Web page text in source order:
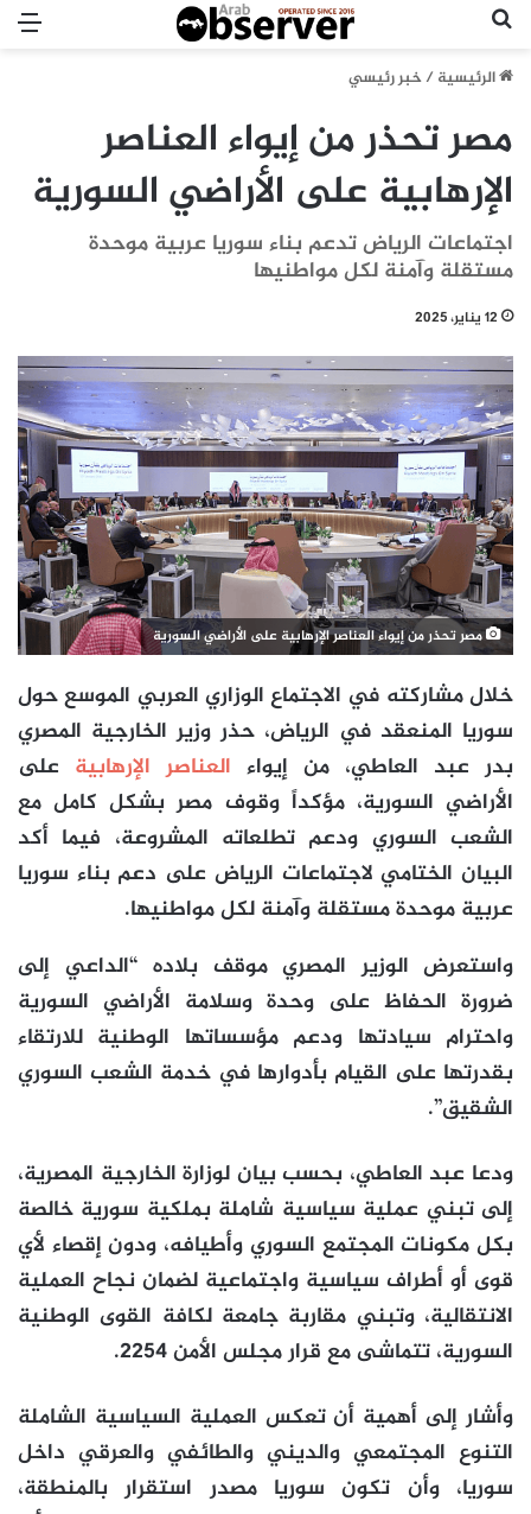
الرئيسية/خبر رئيسي
مصر تحذر من إيواء العناصر
الإرهابية على الأراضي السورية
اجتماعات الرياض تدعم بناء سوريا عربية موحدة
مستقلة وآمنة لكل مواطنيها
12 يناير، 2025
مصر تحذر من إيواء العناصر الإرهابية على الأراضي السورية
خلال مشاركته في الاجتماع الوزاري العربي الموسع حول
سوريا المنعقد في الرياض، حذر وزير الخارجية المصري
بدر عبد العاطي، من إيواء العناصر الإرهابية على
الأراضي السورية، مؤكداً وقوف مصر بشكل كامل مع
الشعب السوري ودعم تطلعاته المشروعة، فيما أكد
البيان الختامي لاجتماعات الرياض على دعم بناء سوريا
عربية موحدة مستقلة وآمنة لكل مواطنيها.
واستعرض الوزير المصري موقف بلاده “الداعي إلى
ضرورة الحفاظ على وحدة وسلامة الأراضي السورية
واحترام سيادتها ودعم مؤسساتها الوطنية للارتقاء
بقدرتها على القيام بأدوارها في خدمة الشعب السوري
الشقيق”.
ودعا عبد العاطي، بحسب بيان لوزارة الخارجية المصرية،
إلى تبني عملية سياسية شاملة بملكية سورية خالصة
بكل مكونات المجتمع السوري وأطيافه، ودون إقصاء لأي
قوى أو أطراف سياسية واجتماعية لضمان نجاح العملية
الانتقالية، وتبني مقاربة جامعة لكافة القوى الوطنية
السورية، تتماشى مع قرار مجلس الأمن 2254.
وأشار إلى أهمية أن تعكس العملية السياسية الشاملة
التنوع المجتمعي والديني والطائفي والعرقي داخل
سوريا، وأن تكون سوريا مصدر استقرار بالمنطقة،